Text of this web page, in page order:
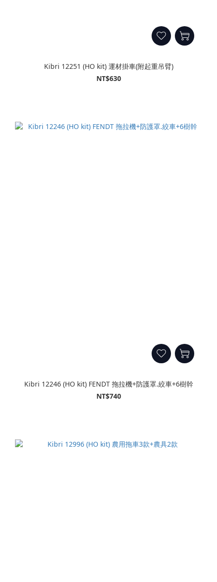
Kibri 12251 (HO kit) 運材掛車(附起重吊臂)
NT$630
Kibri 12246 (HO kit) FENDT 拖拉機+防護罩.絞車+6樹幹
NT$740